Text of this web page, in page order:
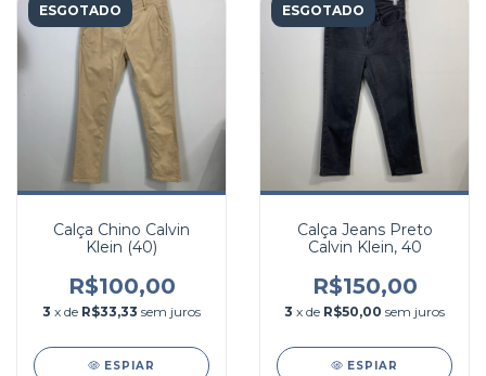
ESGOTADO
Calça Chino Calvin
Klein (40)
R$100,00
3 x de R$33,33 sem juros
ESPIAR
ESGOTADO
Calça Jeans Preto
Calvin Klein, 40
R$150,00
3 x de R$50,00 sem juros
ESPIAR